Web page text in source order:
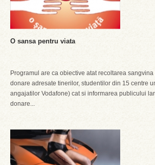
O sansa pentru viata
Programul are ca obiective atat recoltarea
donare adresate tinerilor, studentilor din 15 centre
angajatilor Vodafone) cat si informarea publicului
donare...